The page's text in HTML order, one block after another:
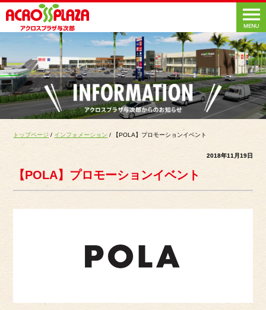
トップページ / インフォメーション / 【POLA】プロモーションイベント
2018年11月19日
【POLA】プロモーションイベント